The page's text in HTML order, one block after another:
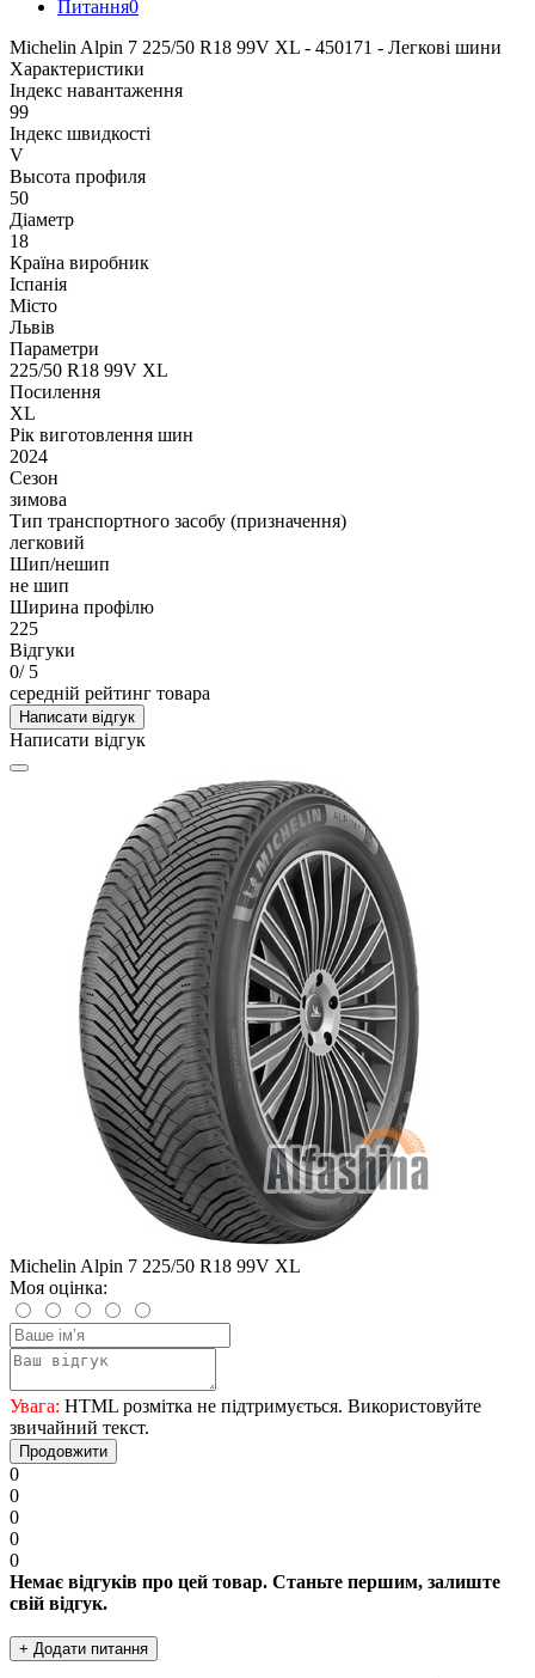
Питання0
Michelin Alpin 7 225/50 R18 99V XL - 450171 - Легкові шини
Характеристики
Індекс навантаження
99
Індекс швидкості
V
Высота профиля
50
Діаметр
18
Країна виробник
Іспанія
Місто
Львів
Параметри
225/50 R18 99V XL
Посилення
XL
Рік виготовлення шин
2024
Сезон
зимова
Тип транспортного засобу (призначення)
легковий
Шип/нешип
не шип
Ширина профілю
225
Відгуки
0/ 5
середній рейтинг товара
Написати відгук
Написати відгук
Michelin Alpin 7 225/50 R18 99V XL
Моя оцінка:
Увага: HTML розмітка не підтримується. Використовуйте
звичайний текст.
Продовжити
0
0
0
0
0
Немає відгуків про цей товар. Станьте першим, залиште
свій відгук.
+ Додати питання